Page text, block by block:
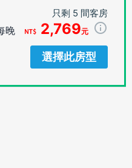
只剩 5 間客房
晚 2,769元
選擇此房型